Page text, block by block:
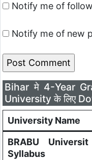
Notify me of
Notify me of new
Bihar मे 4-Year
University के लिए
University Name
BRABU
Syllabus